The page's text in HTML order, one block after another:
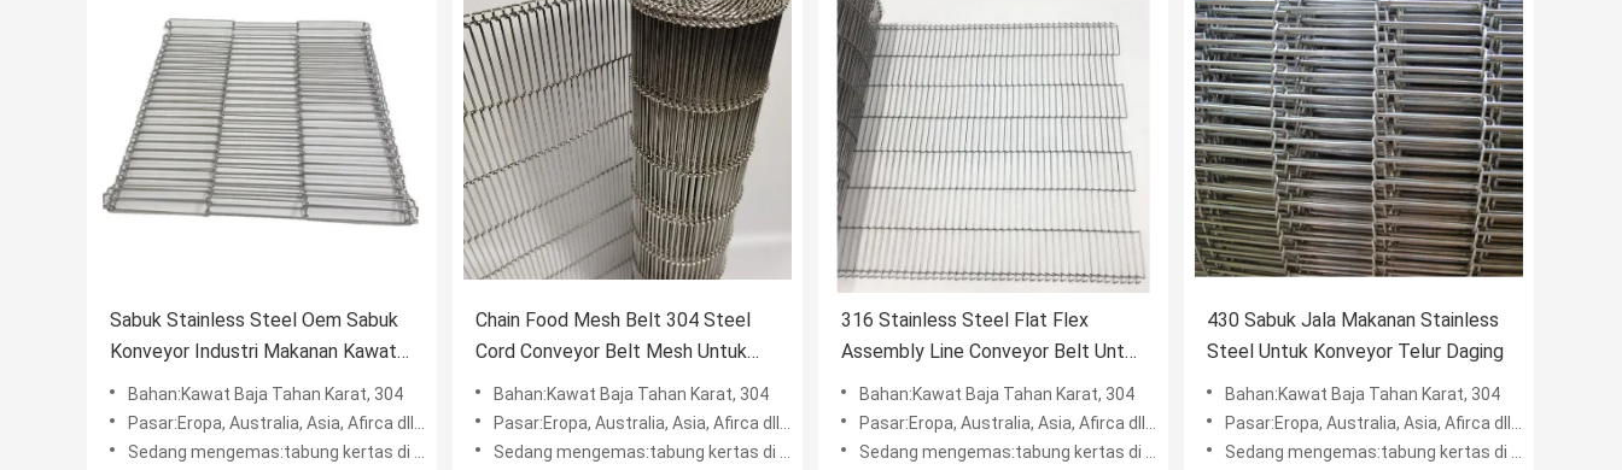
Sabuk Stainless Steel Oem Sabuk
Konveyor Industri Makanan Kawat
Mesh
Bahan:Kawat Baja Tahan Karat, 304
Pasar:Eropa, Australia, Asia, Afirca dll, Amerika
Sedang mengemas:tabung kertas di dalam + kotak wodden + kantong plastik +
Chain Food Mesh Belt 304 Steel
Cord Conveyor Belt Mesh Untuk
Tungku
Bahan:Kawat Baja Tahan Karat, 304
Pasar:Eropa, Australia, Asia, Afirca dll, Amerika
Sedang mengemas:tabung kertas di dalam + kotak wodden + kantong plastik +
316 Stainless Steel Flat Flex
Assembly Line Conveyor Belt Untuk
Pengiriman Makanan
Bahan:Kawat Baja Tahan Karat, 304
Pasar:Eropa, Australia, Asia, Afirca dll, Amerika
Sedang mengemas:tabung kertas di dalam + kotak wodden + kantong plastik +
430 Sabuk Jala Makanan Stainless
Steel Untuk Konveyor Telur Daging
Bahan:Kawat Baja Tahan Karat, 304
Pasar:Eropa, Australia, Asia, Afirca dll, Amerika
Sedang mengemas:tabung kertas di dalam + kotak wodden + kantong plastik +